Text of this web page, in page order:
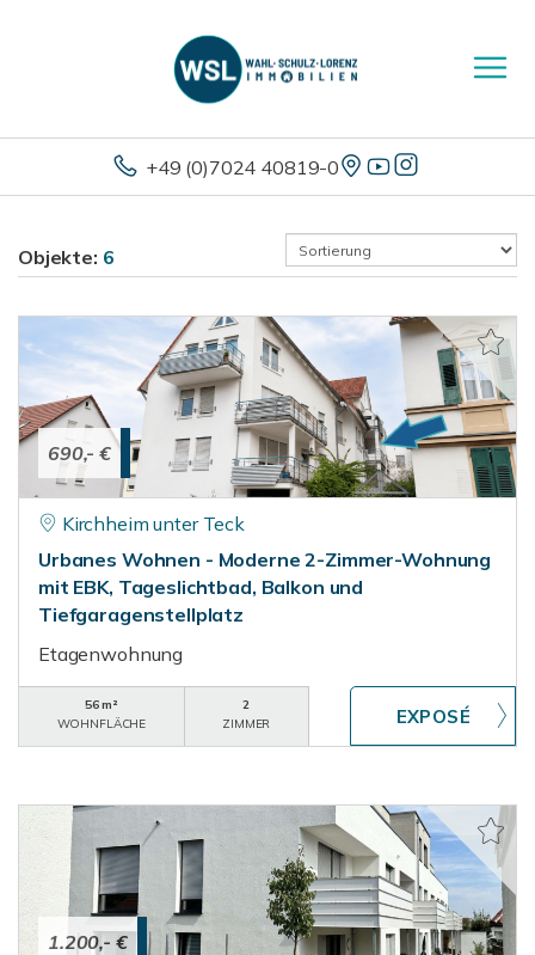
+49 (0)7024 40819-0
Objekte: 6
690,- €
Kirchheim unter Teck
Urbanes Wohnen - Moderne 2-Zimmer-Wohnung
mit EBK, Tageslichtbad, Balkon und
Tiefgaragenstellplatz
Etagenwohnung
56 m²
WOHNFLÄCHE
2
ZIMMER
1.200,- €